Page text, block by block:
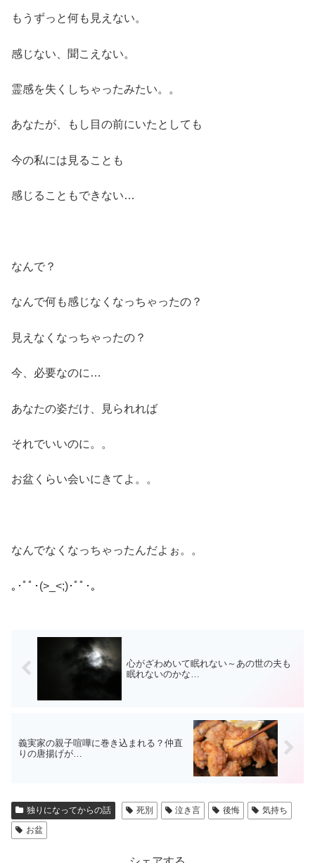
もうずっと何も見えない。
感じない、聞こえない。
霊感を失くしちゃったみたい。。
あなたが、もし目の前にいたとしても
今の私には見ることも
感じることもできない…
なんで？
なんで何も感じなくなっちゃったの？
見えなくなっちゃったの？
今、必要なのに…
あなたの姿だけ、見られれば
それでいいのに。。
お盆くらい会いにきてよ。。
なんでなくなっちゃったんだよぉ。。
｡･ﾟﾟ･(>_<;)･ﾟﾟ･｡
心がざわめいて眠れない～あの世の夫も
眠れないのかな…
義実家の親子喧嘩に巻き込まれる？仲直
りの唐揚げが…
独りになってからの話 死別 泣き言 後悔
気持ち
お盆